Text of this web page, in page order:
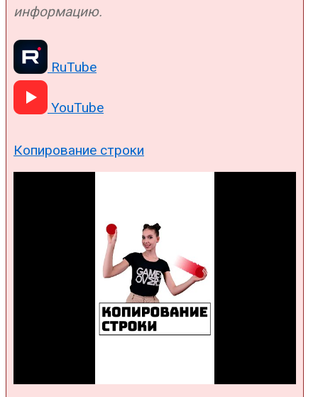
информацию.
RuTube
YouTube
Копирование строки